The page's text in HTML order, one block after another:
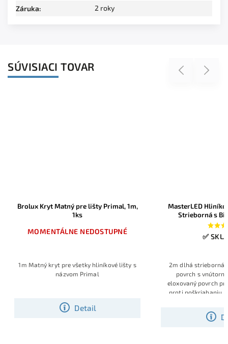
Záruka: 2 roky
SÚVISIACI TOVAR Previous
Brolux Kryt Matný pre lišty Primal, 1m,
1ks
MOMENTÁLNE NEDOSTUPNÉ
Detail
1m Matný kryt pre všetky hliníkové lišty s
názvom Primal
MasterLED
Strieborná s
✅
2m dlhá strieborná
povrch s
eloxovaný povrch
proti poškriabaniu,
Next